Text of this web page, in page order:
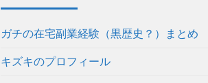
ガチの在宅副業経験（黒歴史？）まとめ
キズキのプロフィール